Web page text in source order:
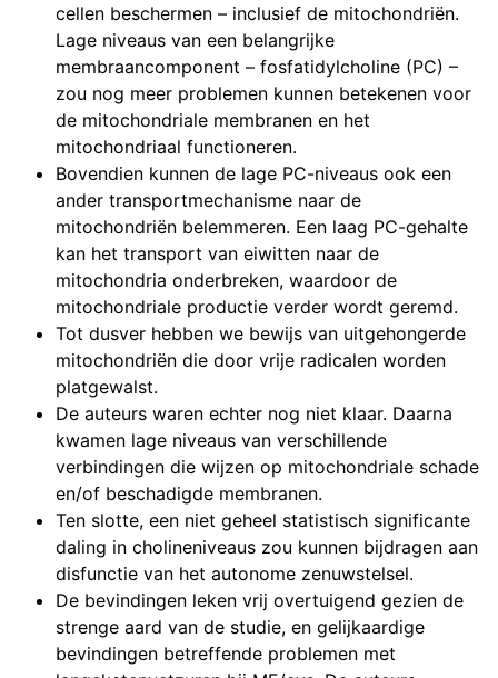
cellen beschermen – inclusief de mitochondriën.
Lage niveaus van een belangrijke
membraancomponent – fosfatidylcholine (PC) –
zou nog meer problemen kunnen betekenen voor
de mitochondriale membranen en het
mitochondriaal functioneren.
Bovendien kunnen de lage PC-niveaus ook een
ander transportmechanisme naar de
mitochondriën belemmeren. Een laag PC-gehalte
kan het transport van eiwitten naar de
mitochondria onderbreken, waardoor de
mitochondriale productie verder wordt geremd.
Tot dusver hebben we bewijs van uitgehongerde
mitochondriën die door vrije radicalen worden
platgewalst.
De auteurs waren echter nog niet klaar. Daarna
kwamen lage niveaus van verschillende
verbindingen die wijzen op mitochondriale schade
en/of beschadigde membranen.
Ten slotte, een niet geheel statistisch significante
daling in cholineniveaus zou kunnen bijdragen aan
disfunctie van het autonome zenuwstelsel.
De bevindingen leken vrij overtuigend gezien de
strenge aard van de studie, en gelijkaardige
bevindingen betreffende problemen met